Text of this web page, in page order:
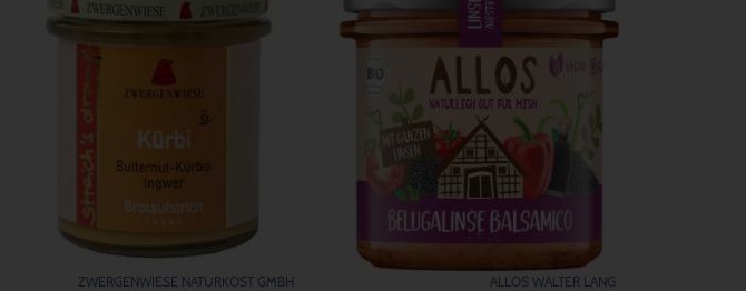
ZWERGENWIESE NATURKOST GMBH
ALLOS WALTER LANG